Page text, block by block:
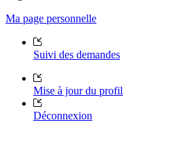
Ma page personnelle
Suivi des demandes
Mise à jour du profil
Déconnexion